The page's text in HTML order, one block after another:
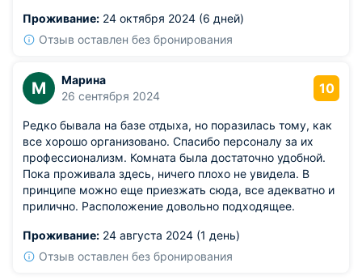
Проживание: 24 октября 2024 (6 дней)
Отзыв оставлен без бронирования
М
Марина
26 сентября 2024
10
Редко бывала на базе отдыха, но поразилась тому, как
все хорошо организовано. Спасибо персоналу за их
профессионализм. Комната была достаточно удобной.
Пока проживала здесь, ничего плохо не увидела. В
принципе можно еще приезжать сюда, все адекватно и
прилично. Расположение довольно подходящее.
Проживание: 24 августа 2024 (1 день)
Отзыв оставлен без бронирования